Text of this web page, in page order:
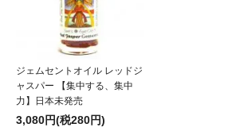
ジェムセントオイル レッドジ
ャスパー 【集中する、集中
力】日本未発売
3,080円(税280円)